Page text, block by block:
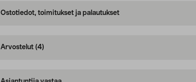
Ostotiedot, toimitukset ja palautukset
Arvostelut (4)